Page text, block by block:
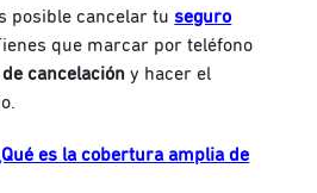
posible cancelar tu seguro
que marcar por teléfono
cancelacióny hacer el
es la cobertura amplia de